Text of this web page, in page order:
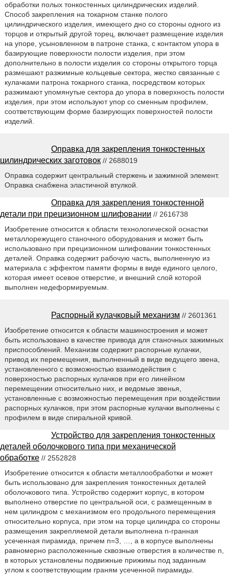
обработки полых тонкостенных цилиндрических изделий.
Способ закрепления на токарном станке полого
цилиндрического изделия, имеющего дно со стороны одного из
торцов и открытый другой торец, включает размещение изделия
на упоре, усыновленном в патроне станка, с контактом упора в
базирующие поверхности полости изделия, при этом
дополнительно в полости изделия со стороны открытого торца
размешают разжимные кольцевые сектора, жестко связанные с
кулачками патрона токарного станка, посредством которых
разжимают упомянутые сектора до упора в поверхность полости
изделия, при этом используют упор со сменным профилем,
соответствующим форме базирующих поверхностей полости
изделий.
Оправка для закрепления тонкостенных
цилиндрических заготовок // 2688019
Оправка содержит центральный стержень и зажимной элемент.
Оправка снабжена эластичной втулкой.
Оправка для закрепления тонкостенной
детали при прецизионном шлифовании // 2616738
Изобретение относится к области технологической оснастки
металлорежущего станочного оборудования и может быть
использовано при прецизионном шлифовании тонкостенных
деталей. Оправка содержит рабочую часть, выполненную из
материала с эффектом памяти формы в виде единого целого,
которая имеет осевое отверстие, и внешний слой которой
выполнен недеформируемым.
Распорный кулачковый механизм // 2601361
Изобретение относится к области машиностроения и может
быть использовано в качестве привода для станочных зажимных
приспособлений. Механизм содержит распорные кулачки,
привод их перемещения, выполненный в виде ведущего звена,
установленного с возможностью взаимодействия с
поверхностью распорных кулачков при его линейном
перемещении относительно них, и ведомые звенья,
установленные с возможностью перемещения при воздействии
распорных кулачков, при этом распорные кулачки выполнены с
профилем в виде спиральной кривой.
Устройство для закрепления тонкостенных
деталей оболочкового типа при механической
обработке // 2552828
Изобретение относится к области металлообработки и может
быть использовано для закрепления тонкостенных деталей
оболочкового типа. Устройство содержит корпус, в котором
выполнено отверстие по центральной оси, с размещенным в
нем цилиндром с механизмом его продольного перемещения
относительно корпуса, при этом на торце цилиндра со стороны
размещения закрепляемой детали выполнена n-гранная
усеченная пирамида, причем n=3, …, а в корпусе выполнены
равномерно расположенные сквозные отверстия в количестве n,
в которых установлены подвижные прижимы под заданным
углом к соответствующим граням усеченной пирамиды.